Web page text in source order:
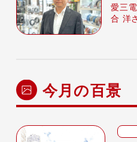
愛三
合 洋
今月の百景